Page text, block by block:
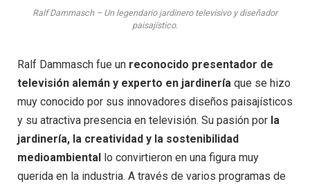
Ralf Dammasch – Un legendario jardinero televisivo y diseñador
paisajístico.
Ralf Dammasch fue un reconocido presentador de
televisión alemán y experto en jardinería que se hizo
muy conocido por sus innovadores diseños paisajísticos
y su atractiva presencia en televisión. Su pasión por la
jardinería, la creatividad y la sostenibilidad
medioambiental
lo convirtieron en una figura muy
querida en la industria. A través de varios programas de